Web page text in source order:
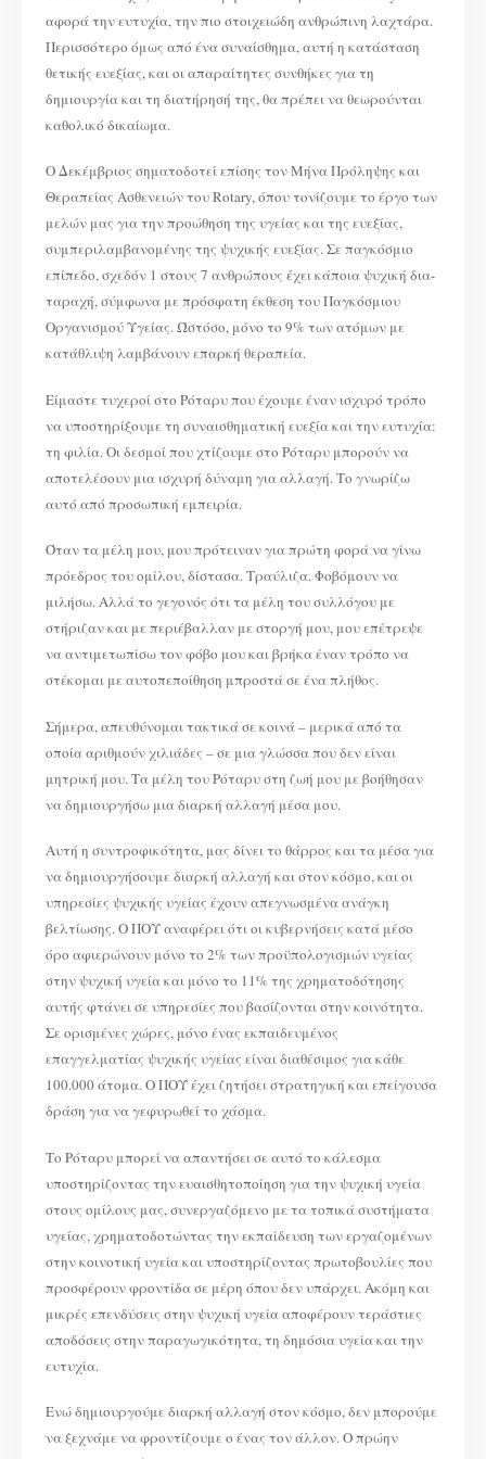
αφορά την ευτυχία, την πιο στοιχειώδη ανθρώπινη λαχτάρα.
Περισσότερο όμως από ένα συναίσθημα, αυτή η κατάσταση
θετικής ευεξίας, και οι απαραίτητες συνθήκες για τη
δημιουργία και τη διατήρησή της, θα πρέπει να θεωρούνται
καθολικό δικαίωμα.
Ο Δεκέμβριος σηματοδοτεί επίσης τον Μήνα Πρόληψης και
Θεραπείας Ασθενειών του Rotary, όπου τονίζουμε το έργο των
μελών μας για την προώθηση της υγείας και της ευεξίας,
συμπεριλαμβανομένης της ψυχικής ευεξίας. Σε παγκόσμιο
επίπεδο, σχεδόν 1 στους 7 ανθρώπους έχει κάποια ψυχική δια-
ταραχή, σύμφωνα με πρόσφατη έκθεση του Παγκόσμιου
Οργανισμού Υγείας. Ώστόσο, μόνο το 9% των ατόμων με
κατάθλιψη λαμβάνουν επαρκή θεραπεία.
Είμαστε τυχεροί στο Ρόταρυ που έχουμε έναν ισχυρό τρόπο
να υποστηρίξουμε τη συναισθηματική ευεξία και την ευτυχία:
τη φιλία. Οι δεσμοί που χτίζουμε στο Ρόταρυ μπορούν να
αποτελέσουν μια ισχυρή δύναμη για αλλαγή. Το γνωρίζω
αυτό από προσωπική εμπειρία.
Όταν τα μέλη μου, μου πρότειναν για πρώτη φορά να γίνω
πρόεδρος του ομίλου, δίστασα. Τραύλιζα. Φοβόμουν να
μιλήσω. Αλλά το γεγονός ότι τα μέλη του συλλόγου με
στήριζαν και με περιέβαλλαν με στοργή μου, μου επέτρεψε
να αντιμετωπίσω τον φόβο μου και βρήκα έναν τρόπο να
στέκομαι με αυτοπεποίθηση μπροστά σε ένα πλήθος.
Σήμερα, απευθύνομαι τακτικά σε κοινά – μερικά από τα
οποία αριθμούν χιλιάδες – σε μια γλώσσα που δεν είναι
μητρική μου. Τα μέλη του Ρόταρυ στη ζωή μου με βοήθησαν
να δημιουργήσω μια διαρκή αλλαγή μέσα μου.
Αυτή η συντροφικότητα, μας δίνει το θάρρος και τα μέσα για
να δημιουργήσουμε διαρκή αλλαγή και στον κόσμο, και οι
υπηρεσίες ψυχικής υγείας έχουν απεγνωσμένα ανάγκη
βελτίωσης. Ο ΠΟΥ αναφέρει ότι οι κυβερνήσεις κατά μέσο
όρο αφιερώνουν μόνο το 2% των προϋπολογισμών υγείας
στην ψυχική υγεία και μόνο το 11% της χρηματοδότησης
αυτής φτάνει σε υπηρεσίες που βασίζονται στην κοινότητα.
Σε ορισμένες χώρες, μόνο ένας εκπαιδευμένος
επαγγελματίας ψυχικής υγείας είναι διαθέσιμος για κάθε
100.000 άτομα. Ο ΠΟΥ έχει ζητήσει στρατηγική και επείγουσα
δράση για να γεφυρωθεί το χάσμα.
Το Ρόταρυ μπορεί να απαντήσει σε αυτό το κάλεσμα
υποστηρίζοντας την ευαισθητοποίηση για την ψυχική υγεία
στους ομίλους μας, συνεργαζόμενο με τα τοπικά συστήματα
υγείας, χρηματοδοτώντας την εκπαίδευση των εργαζομένων
στην κοινοτική υγεία και υποστηρίζοντας πρωτοβουλίες που
προσφέρουν φροντίδα σε μέρη όπου δεν υπάρχει. Ακόμη και
μικρές επενδύσεις στην ψυχική υγεία αποφέρουν τεράστιες
αποδόσεις στην παραγωγικότητα, τη δημόσια υγεία και την
ευτυχία.
Ενώ δημιουργούμε διαρκή αλλαγή στον κόσμο, δεν μπορούμε
να ξεχνάμε να φροντίζουμε ο ένας τον άλλον. Ο πρώην